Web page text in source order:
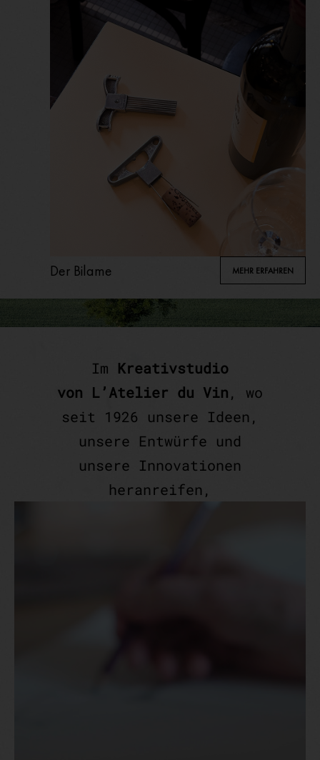
Der Bilame MEHR ERFAHREN
Im Kreativstudio
von L’Atelier du Vin, wo
seit 1926 unsere Ideen,
unsere Entwürfe und
unsere Innovationen
heranreifen,